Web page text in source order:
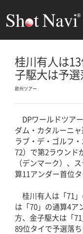
桂川有人は
子駆大は予選
欧州ツアー
DPワールドツア
ダム・カタルーニ
ラブ・デ・ゴルフ
72）で第2ラウンド
（デンマーク）、
算11アンダー首位タ
桂川有人は「71
は「70」の通算4ア
方、金子駆大は「
89位タイで予選落ち